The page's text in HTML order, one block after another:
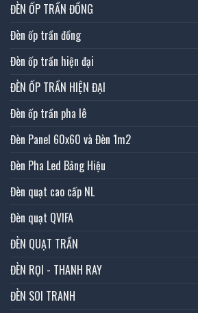
ĐÈN ỐP TRẦN ĐỒNG
Đèn ốp trần đồng
Đèn ốp trần hiện đại
ĐÈN ỐP TRẦN HIỆN ĐẠI
Đèn ốp trần pha lê
Đèn Panel 60x60 và Đèn 1m2
Đèn Pha Led Bảng Hiệu
Đèn quạt cao cấp NL
Đèn quạt QVIFA
ĐÈN QUẠT TRẦN
ĐÈN RỌI - THANH RAY
ĐÈN SOI TRANH